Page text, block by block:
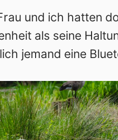
und ich hatten
als seine
jemand eine